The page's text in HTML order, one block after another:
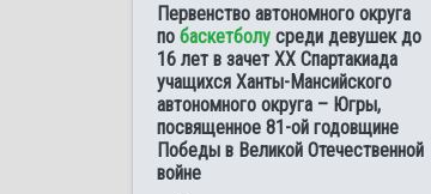
Первенство автономного округа
по баскетболу среди девушек до
16 лет в зачет XX Спартакиада
учащихся Ханты-Мансийского
автономного округа – Югры,
посвященное 81-ой годовщине
Победы в Великой Отечественной
войне